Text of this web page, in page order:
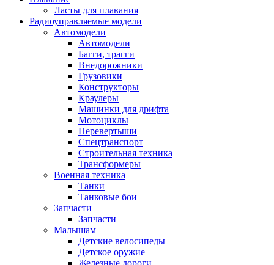
Ласты для плавания
Радиоуправляемые модели
Автомодели
Автомодели
Багги, трагги
Внедорожники
Грузовики
Конструкторы
Краулеры
Машинки для дрифта
Мотоциклы
Перевертыши
Спецтранспорт
Строительная техника
Трансформеры
Военная техника
Танки
Танковые бои
Запчасти
Запчасти
Малышам
Детские велосипеды
Детское оружие
Железные дороги